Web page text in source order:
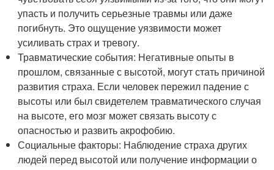
упасть и получить серьезные травмы или даже
погибнуть. Это ощущение уязвимости может
усиливать страх и тревогу.
Травматические события: Негативные опыты в
прошлом, связанные с высотой, могут стать причиной
развития страха. Если человек пережил падение с
высоты или был свидетелем травматического случая
на высоте, его мозг может связать высоту с
опасностью и развить акрофобию.
Социальные факторы: Наблюдение страха других
людей перед высотой или получение информации о